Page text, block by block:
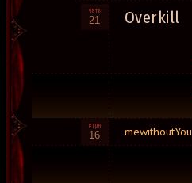
21 Overkill
16 mewithoutYou